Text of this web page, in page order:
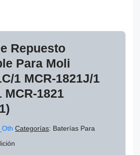
Repuesto
Para Moli
1 MCR-1821J/1
MCR-1821
Categorías: Baterías Para